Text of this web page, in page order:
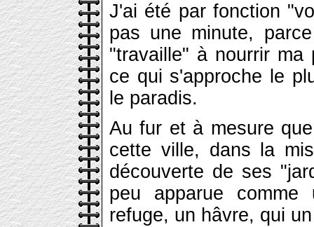
J'ai été par fonction
pas une minute,
"travaille" à nourrir
ce qui s'approche le
le paradis.
Au fur et à mesure
cette ville, dans la
découverte de ses
peu apparue comme
refuge, un hâvre, qui